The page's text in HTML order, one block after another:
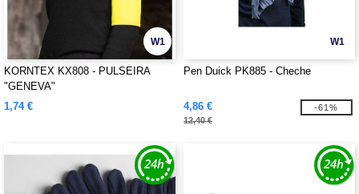
W1
KORNTEX KX808 - PULSEIRA
"GENEVA"
1,74 €
W1
Pen Duick PK885 - Cheche
4,86 €
12,40 €
-61%